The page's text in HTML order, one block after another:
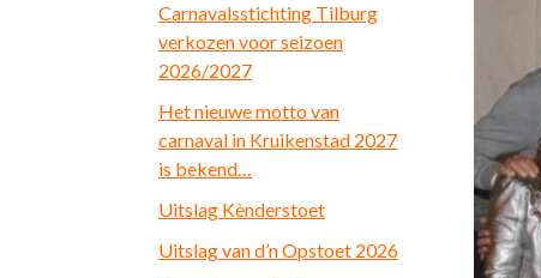
Carnavalsstichting Tilburg
verkozen voor seizoen
2026/2027
Het nieuwe motto van
carnaval in Kruikenstad 2027
is bekend…
Uitslag Kènderstoet
Uitslag van d’n Opstoet 2026